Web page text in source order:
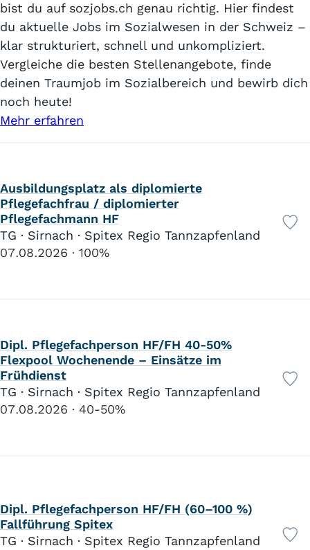
bist du auf sozjobs.ch genau richtig. Hier findest
du aktuelle Jobs im Sozialwesen in der Schweiz –
klar strukturiert, schnell und unkompliziert.
Vergleiche die besten Stellenangebote, finde
deinen Traumjob im Sozialbereich und bewirb dich
noch heute!
Mehr erfahren
Ausbildungsplatz als diplomierte
Pflegefachfrau / diplomierter
Pflegefachmann HF
TG · Sirnach · Spitex Regio Tannzapfenland
07.08.2026
100%
Dipl. Pflegefachperson HF/FH 40-50%
Flexpool Wochenende – Einsätze im
Frühdienst
TG · Sirnach · Spitex Regio Tannzapfenland
07.08.2026
40-50%
Dipl. Pflegefachperson HF/FH (60–100 %)
Fallführung Spitex
TG · Sirnach · Spitex Regio Tannzapfenland